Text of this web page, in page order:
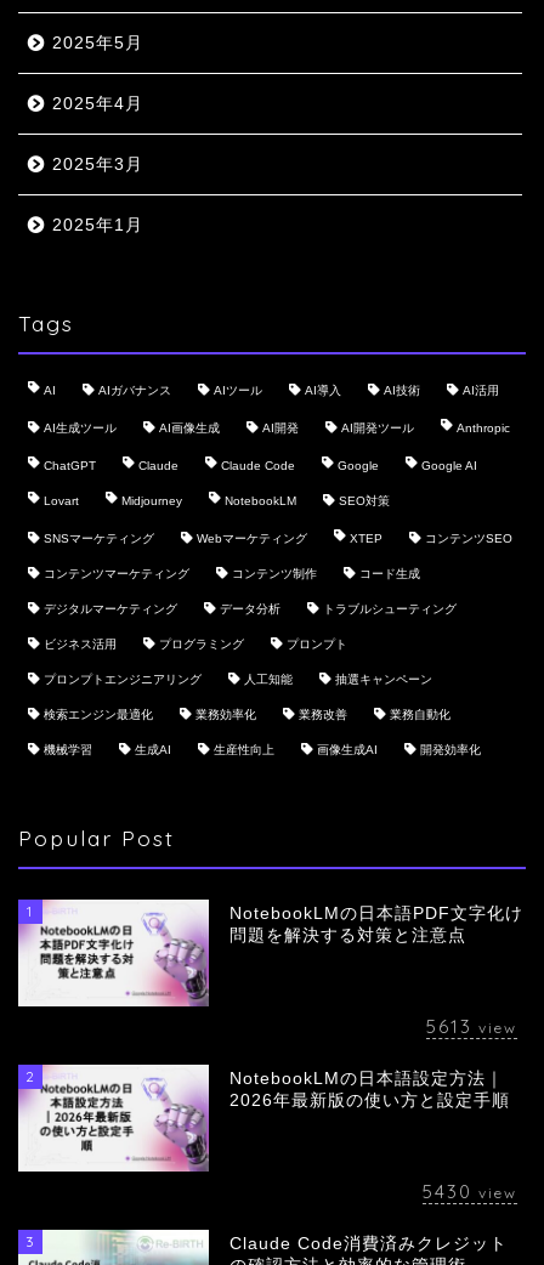
2025年5月
2025年4月
2025年3月
2025年1月
Tags
AI AIガバナンス AIツール AI導入 AI技術 AI活用
AI生成ツール AI画像生成 AI開発 AI開発ツール Anthropic
ChatGPT Claude Claude Code Google Google AI
Lovart Midjourney NotebookLM SEO対策
SNSマーケティング Webマーケティング XTEP コンテンツSEO
コンテンツマーケティング コンテンツ制作 コード生成
デジタルマーケティング データ分析 トラブルシューティング
ビジネス活用 プログラミング プロンプト
プロンプトエンジニアリング 人工知能 抽選キャンペーン
検索エンジン最適化 業務効率化 業務改善 業務自動化
機械学習 生成AI 生産性向上 画像生成AI 開発効率化
Popular Post
1
NotebookLMの日本語PDF文字化け
問題を解決する対策と注意点
5613 view
2
NotebookLMの日本語設定方法｜
2026年最新版の使い方と設定手順
5430 view
3
Claude Code消費済みクレジット
会社概要
採用情報